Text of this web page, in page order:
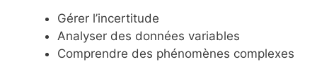
Gérer l’incertitude
Analyser des données variables
Comprendre des phénomènes complexes